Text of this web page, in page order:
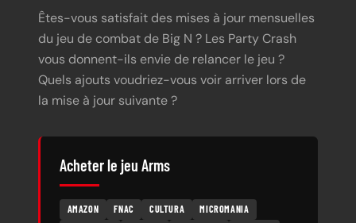
Êtes-vous satisfait des mises à jour mensuelles
du jeu de combat de Big N ? Les Party Crash
vous donnent-ils envie de relancer le jeu ?
Quels ajouts voudriez-vous voir arriver lors de
la mise à jour suivante ?
Acheter le jeu Arms
AMAZON FNAC CULTURA
MICROMANIA